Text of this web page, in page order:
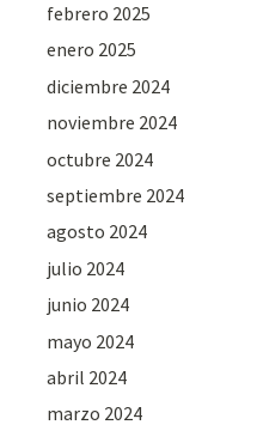
febrero 2025
enero 2025
diciembre 2024
noviembre 2024
octubre 2024
septiembre 2024
agosto 2024
julio 2024
junio 2024
mayo 2024
abril 2024
marzo 2024